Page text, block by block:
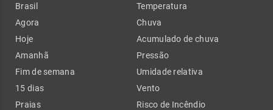
Brasil
Agora
Hoje
Amanhã
Fim de semana
15 dias
Praias
Temperatura
Chuva
Acumulado de chuva
Pressão
Umidade relativa
Vento
Risco de Incêndio